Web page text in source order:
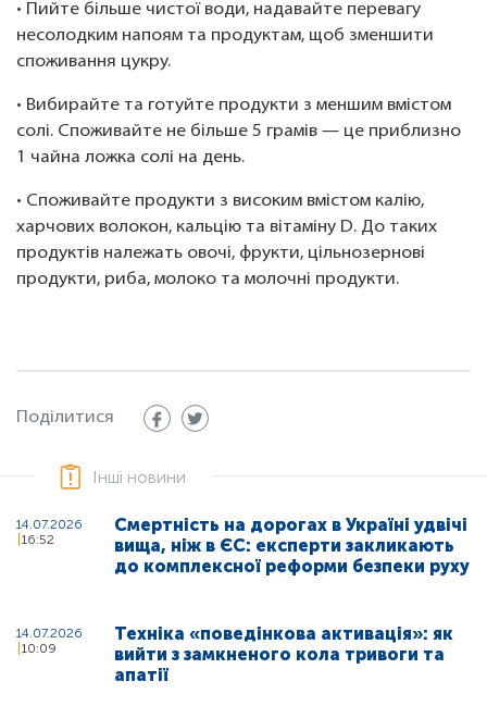
• Пийте більше чистої води, надавайте перевагу
несолодким напоям та продуктам, щоб зменшити
споживання цукру.
• Вибирайте та готуйте продукти з меншим вмістом
солі. Споживайте не більше 5 грамів — це приблизно
1 чайна ложка солі на день.
• Споживайте продукти з високим вмістом калію,
харчових волокон, кальцію та вітаміну D. До таких
продуктів належать овочі, фрукти, цільнозернові
продукти, риба, молоко та молочні продукти.
Поділитися
Інші новини
14.07.2026
16:52
Смертність на дорогах в Україні удвічі
вища, ніж в ЄС: експерти закликають
до комплексної реформи безпеки руху
14.07.2026
10:09
Техніка «поведінкова активація»: як
вийти з замкненого кола тривоги та
апатії